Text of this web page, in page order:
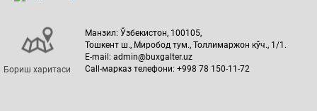
Бориш харитаси
Манзил: Ўзбекистон, 100105,
Тошкент ш., Миробод тум., Толлимаржон кўч., 1/1.
E-mail: admin@buxgalter.uz
Call-марказ телефони: +998 78 150-11-72